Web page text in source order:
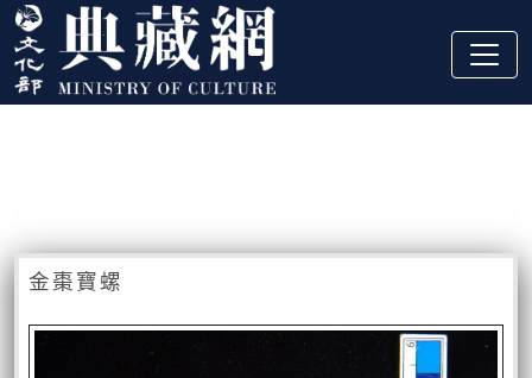
跳到主要內容
:::
金棗寶螺